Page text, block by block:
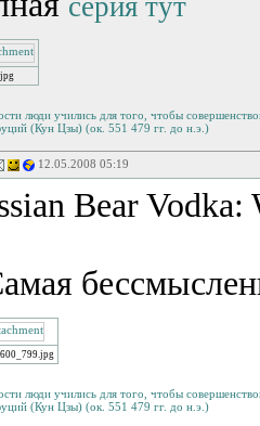
серия тут
люди учились для того, чтобы
(Кун Цзы) (ок. 551 479 гг. до н.э.)
12.05.2008 05:19
Bear
люди учились для того, чтобы
(Кун Цзы) (ок. 551 479 гг. до н.э.)